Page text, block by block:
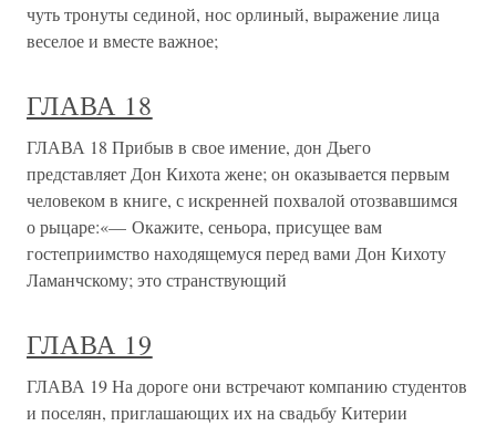
чуть тронуты сединой, нос орлиный, выражение лица
веселое и вместе важное;
ГЛАВА 18
ГЛАВА 18 Прибыв в свое имение, дон Дьего
представляет Дон Кихота жене; он оказывается первым
человеком в книге, с искренней похвалой отозвавшимся
о рыцаре:«— Окажите, сеньора, присущее вам
гостеприимство находящемуся перед вами Дон Кихоту
Ламанчскому; это странствующий
ГЛАВА 19
ГЛАВА 19 На дороге они встречают компанию студентов
и поселян, приглашающих их на свадьбу Китерии